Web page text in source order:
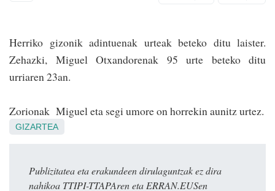
Herriko gizonik adintuenak urteak beteko ditu laister.
Zehazki, Miguel Otxandorenak 95 urte beteko ditu
urriaren 23an.
Zorionak Miguel eta segi umore on ho­rrekin aunitz urtez.
GIZARTEA
Publizitatea eta erakundeen dirulaguntzak ez dira
nahikoa TTIPI-TTAPAren eta ERRAN.EUSen